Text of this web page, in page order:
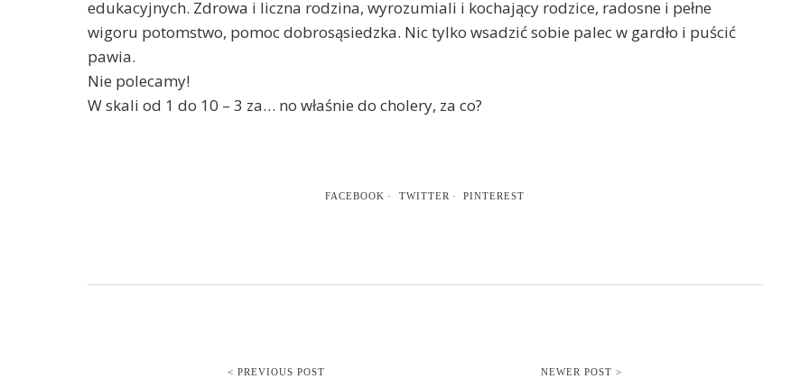
edukacyjnych. Zdrowa i liczna rodzina, wyrozumiali i kochający rodzice, radosne i pełne
wigoru potomstwo, pomoc dobrosąsiedzka. Nic tylko wsadzić sobie palec w gardło i puścić
pawia.
Nie polecamy!
W skali od 1 do 10 – 3 za… no właśnie do cholery, za co?
FACEBOOK TWITTER PINTEREST
< PREVIOUS POST NEWER POST >